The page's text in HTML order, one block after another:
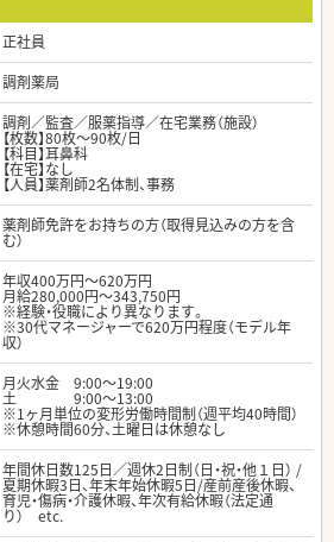
正社員
調剤薬局
調剤／監査／服薬指導／在宅業務（施設）
【枚数】80枚～90枚/日
【科目】耳鼻科
【在宅】なし
【人員】薬剤師2名体制、事務
薬剤師免許をお持ちの方（取得見込みの方を含
む）
年収400万円～620万円
月給280,000円～343,750円
※経験・役職により異なります。
※30代マネージャーで620万円程度（モデル年
収）
月火水金 9:00～19:00
土 9:00～13:00
※1ヶ月単位の変形労働時間制（週平均40時間）
※休憩時間60分、土曜日は休憩なし
年間休日数125日／週休2日制（日・祝・他１日） /
夏期休暇3日、年末年始休暇5日/産前産後休暇、
育児・傷病・介護休暇、年次有給休暇（法定通
り） etc.